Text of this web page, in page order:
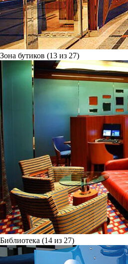
Зона бутиков (13 из 27)
Библиотека (14 из 27)